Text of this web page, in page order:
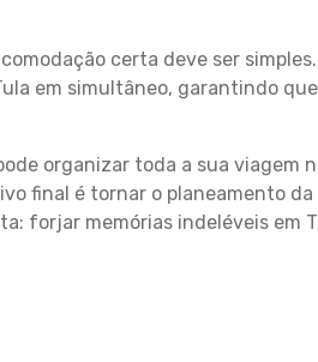
certa deve ser
em simultâneo, garantindo
organizar toda a sua viagem
final é tornar o planeamento
forjar memórias indeléveis em